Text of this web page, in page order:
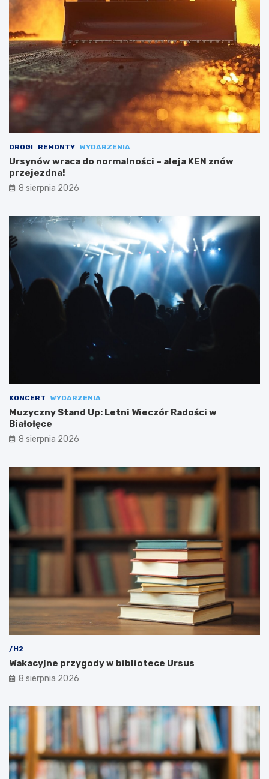
DROGI REMONTY WYDARZENIA
Ursynów wraca do normalności – aleja KEN znów
przejezdna!
8 sierpnia 2026
KONCERT WYDARZENIA
Muzyczny Stand Up: Letni Wieczór Radości w
Białołęce
8 sierpnia 2026
/H2
Wakacyjne przygody w bibliotece Ursus
8 sierpnia 2026